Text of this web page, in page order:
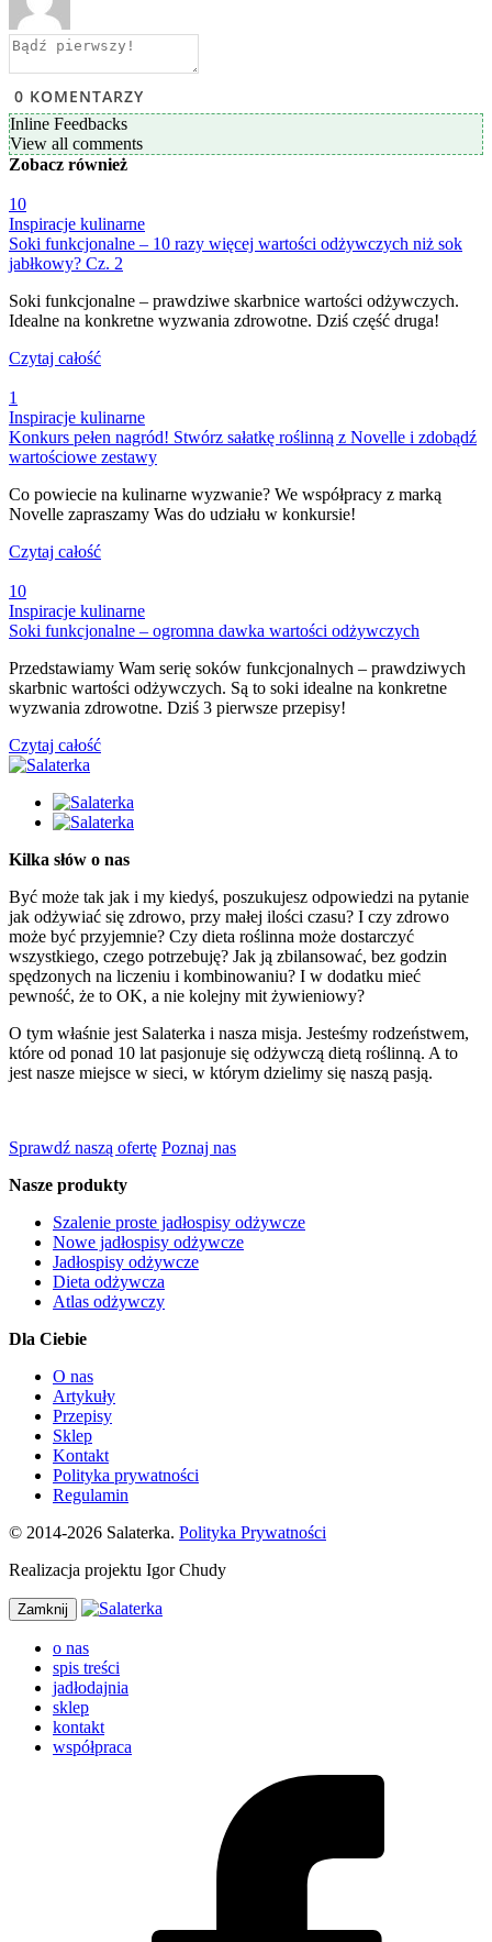
0 KOMENTARZY
Inline Feedbacks
View all comments
Zobacz również
10
Inspiracje kulinarne
Soki funkcjonalne – 10 razy więcej wartości odżywczych niż sok
jabłkowy? Cz. 2
Soki funkcjonalne – prawdziwe skarbnice wartości odżywczych.
Idealne na konkretne wyzwania zdrowotne. Dziś część druga!
Czytaj całość
1
Inspiracje kulinarne
Konkurs pełen nagród! Stwórz sałatkę roślinną z Novelle i zdobądź
wartościowe zestawy
Co powiecie na kulinarne wyzwanie? We współpracy z marką
Novelle zapraszamy Was do udziału w konkursie!
Czytaj całość
10
Inspiracje kulinarne
Soki funkcjonalne – ogromna dawka wartości odżywczych
Przedstawiamy Wam serię soków funkcjonalnych – prawdziwych
skarbnic wartości odżywczych. Są to soki idealne na konkretne
wyzwania zdrowotne. Dziś 3 pierwsze przepisy!
Czytaj całość
Kilka słów o nas
Być może tak jak i my kiedyś, poszukujesz odpowiedzi na pytanie
jak odżywiać się zdrowo, przy małej ilości czasu? I czy zdrowo
może być przyjemnie? Czy dieta roślinna może dostarczyć
wszystkiego, czego potrzebuję? Jak ją zbilansować, bez godzin
spędzonych na liczeniu i kombinowaniu? I w dodatku mieć
pewność, że to OK, a nie kolejny mit żywieniowy?
O tym właśnie jest Salaterka i nasza misja. Jesteśmy rodzeństwem,
które od ponad 10 lat pasjonuje się odżywczą dietą roślinną. A to
jest nasze miejsce w sieci, w którym dzielimy się naszą pasją.
Sprawdź naszą ofertę Poznaj nas
Nasze produkty
Szalenie proste jadłospisy odżywcze
Nowe jadłospisy odżywcze
Jadłospisy odżywcze
Dieta odżywcza
Atlas odżywczy
Dla Ciebie
O nas
Artykuły
Przepisy
Sklep
Kontakt
Polityka prywatności
Regulamin
© 2014-2026 Salaterka. Polityka Prywatności
Realizacja projektu Igor Chudy
Zamknij
o nas
spis treści
jadłodajnia
sklep
kontakt
współpraca